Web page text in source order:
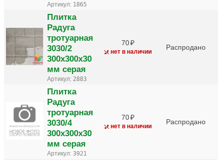
Артикул: 1865
Плитка
Радуга
тротуарная
3030/2
300х300х30
мм серая
Артикул: 2883
70
нет в наличии
Распродано
Плитка
Радуга
тротуарная
3030/4
300х300х30
мм серая
Артикул: 3921
70
нет в наличии
Распродано